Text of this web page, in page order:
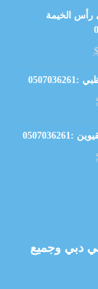
رأس الخيمة
$
دبي وجميع